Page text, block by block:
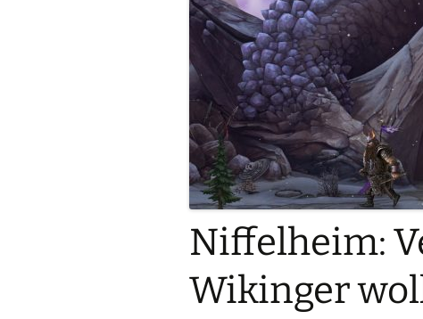
Niffelheim:
Wikinger